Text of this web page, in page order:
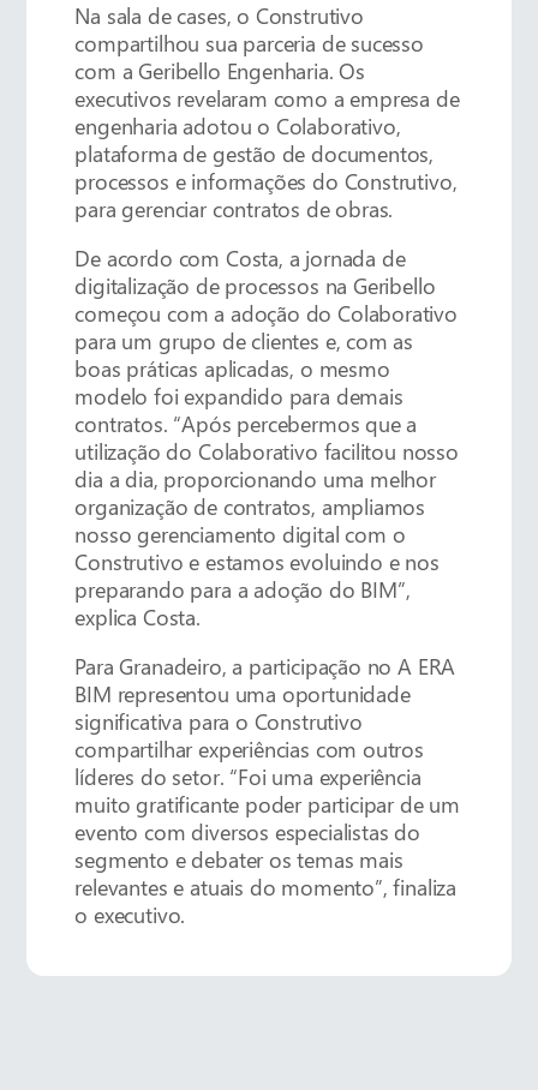
Na sala de cases, o Construtivo
compartilhou sua parceria de sucesso
com a Geribello Engenharia. Os
executivos revelaram como a empresa de
engenharia adotou o Colaborativo,
plataforma de gestão de documentos,
processos e informações do Construtivo,
para gerenciar contratos de obras.
De acordo com Costa, a jornada de
digitalização de processos na Geribello
começou com a adoção do Colaborativo
para um grupo de clientes e, com as
boas práticas aplicadas, o mesmo
modelo foi expandido para demais
contratos. “Após percebermos que a
utilização do Colaborativo facilitou nosso
dia a dia, proporcionando uma melhor
organização de contratos, ampliamos
nosso gerenciamento digital com o
Construtivo e estamos evoluindo e nos
preparando para a adoção do BIM”,
explica Costa.
Para Granadeiro, a participação no A ERA
BIM representou uma oportunidade
significativa para o Construtivo
compartilhar experiências com outros
líderes do setor. “Foi uma experiência
muito gratificante poder participar de um
evento com diversos especialistas do
segmento e debater os temas mais
relevantes e atuais do momento”, finaliza
o executivo.